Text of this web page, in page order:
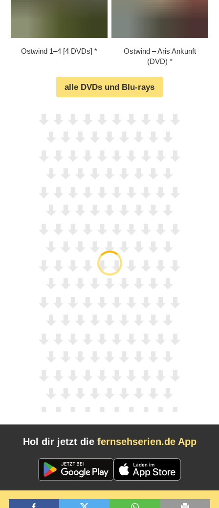
Ostwind 1⁠–⁠4 [4 DVDs]
Ostwind – Aris Ankunft
(DVD)
alle DVDs und Blu-rays
Hol dir jetzt die fernsehserien.de App